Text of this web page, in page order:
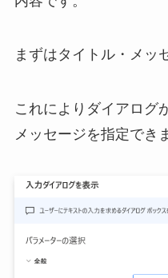
まずはタイトル・メッ
これによりダイアログ
メッセージを指定でき